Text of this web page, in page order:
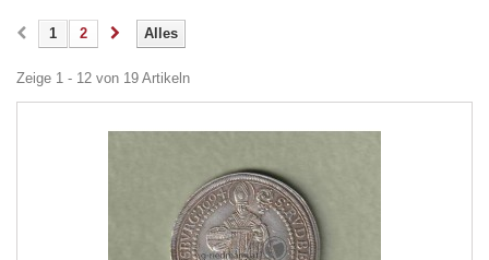
Alles
1 2
Zeige 1 - 12 von 19 Artikeln